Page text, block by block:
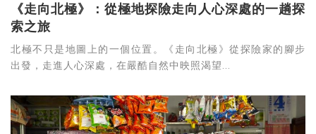
《走向北極》：從極地探險走向人心深處的一趟探
索之旅
北極不只是地圖上的一個位置。《走向北極》從探險家的腳步
出發，走進人心深處，在嚴酷自然中映照渴望...